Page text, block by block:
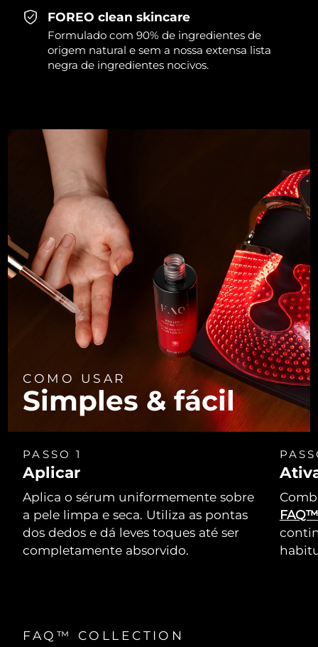
FOREO clean skincare
Formulado com 90% de ingredientes de
origem natural e sem a nossa extensa lista
negra de ingredientes nocivos.
COMO USAR
Simples & fácil
PASSO 1
Aplicar
Aplica o sérum uniformemente sobre
a pele limpa e seca. Utiliza as pontas
dos dedos e dá leves toques até ser
completamente absorvido.
FAQ™
FAQ™ COLLECTION